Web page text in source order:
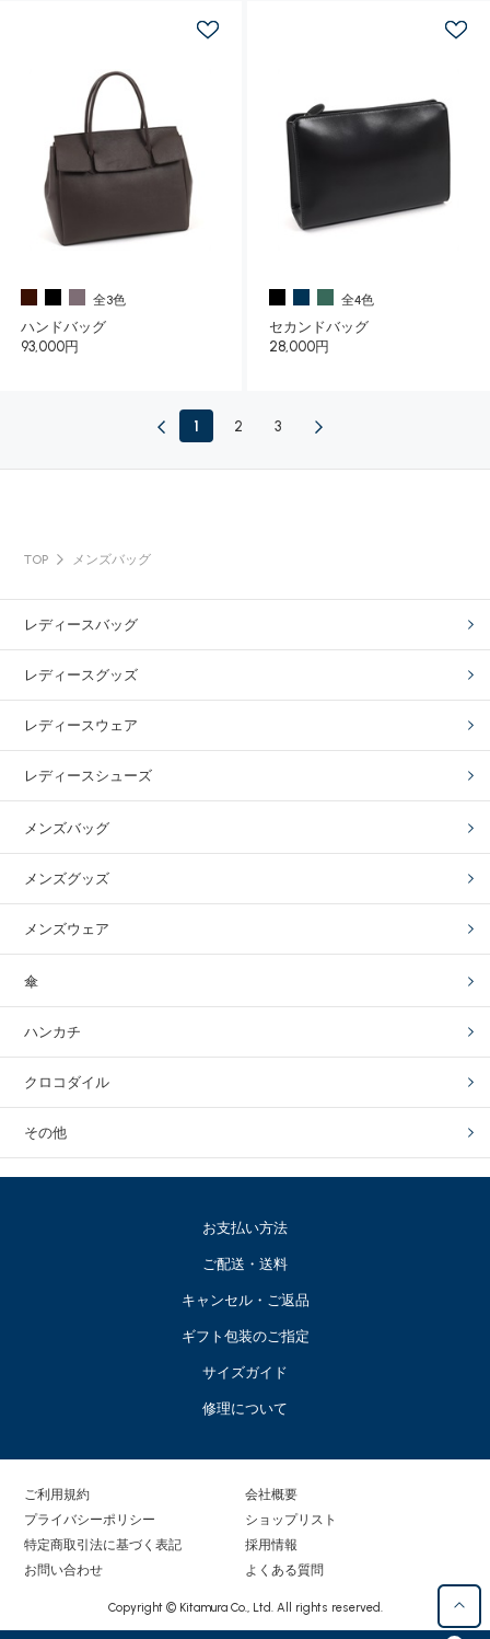
全3色
ハンドバッグ
93,000円
全4色
セカンドバッグ
28,000円
1 2 3
TOP メンズバッグ
レディースバッグ
レディースグッズ
レディースウェア
レディースシューズ
メンズバッグ
メンズグッズ
メンズウェア
傘
ハンカチ
クロコダイル
その他
お支払い方法
ご配送・送料
キャンセル・ご返品
ギフト包装のご指定
サイズガイド
修理について
ご利用規約
プライバシーポリシー
特定商取引法に基づく表記
お問い合わせ
会社概要
ショップリスト
採用情報
よくある質問
Copyright © Kitamura Co., Ltd. All rights reserved.